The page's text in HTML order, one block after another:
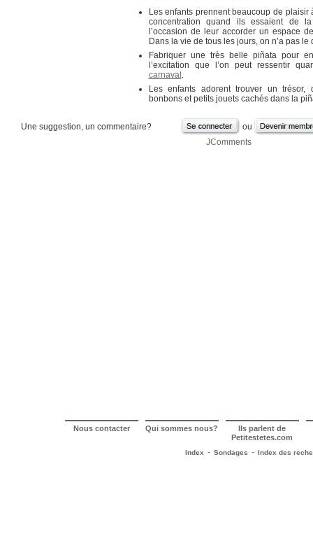
Les enfants prennent beaucoup de
concentration quand ils essaient de
l’occasion de leur accorder un espace
Dans la vie de tous les jours, on n’a pas
Fabriquer une très belle piñata pour
l’excitation que l’on peut ressentir
carnaval .
Les enfants adorent trouver un
bonbons et petits jouets cachés dans la
Une suggestion, un commentaire?
ou
JComments
Nous contacter Qui sommes nous? Ils parlent de
Petitestetes.com
Index - Sondages - Index des